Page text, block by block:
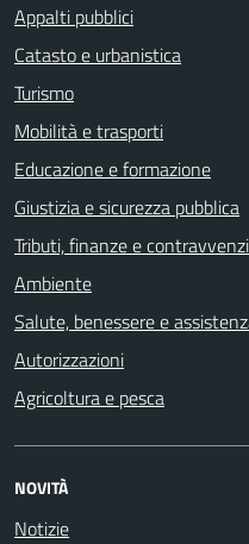
Appalti pubblici
Catasto e urbanistica
Turismo
Mobilità e trasporti
Educazione e formazione
Giustizia e sicurezza pubblica
Tributi, finanze e
Ambiente
Salute, benessere e
Autorizzazioni
Agricoltura e pesca
NOVITÀ
Notizie